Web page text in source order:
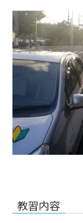
教習内容